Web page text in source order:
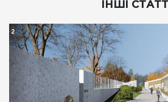
ІНШІ СТАТТІ